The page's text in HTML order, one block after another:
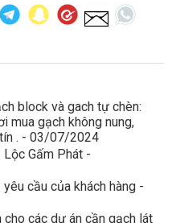
block và gach tự chèn:
mua gạch không nung,
. - 03/07/2024
Gấm Phát -
cầu của khách hàng -
các dự án cần gạch lát